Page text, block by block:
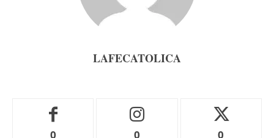
LAFECATOLICA
0 0 0